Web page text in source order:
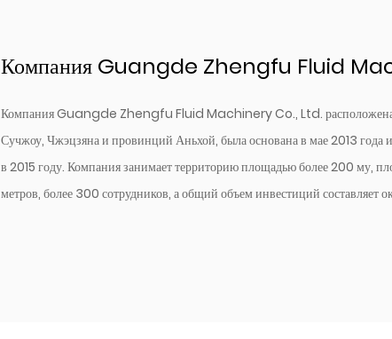
Компания Guangde Zhengfu Fluid
Компания Guangde Zhengfu Fluid Machinery Co., Ltd. расположена
Сучжоу, Чжэцзяна и провинций Аньхой, была основана в мае 2013 года
в 2015 году. Компания занимает территорию площадью более 200 му,
метров, более 300 сотрудников, а общий объем инвестиций составляет